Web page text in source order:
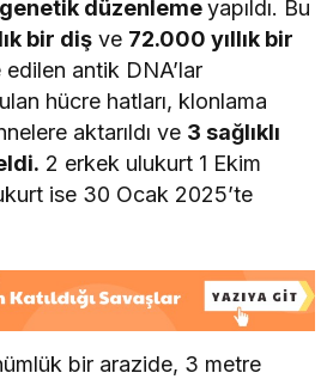
düzenlemeyapıldı. Bu
bir diş ve 72.000 yıllık bir
edilen antik DNA’lar
hücre hatları, klonlama
aktarıldı ve 3 sağlıklı
2 erkek ulukurt 1 Ekim
ise 30 Ocak 2025’te
bir arazide, 3 metre